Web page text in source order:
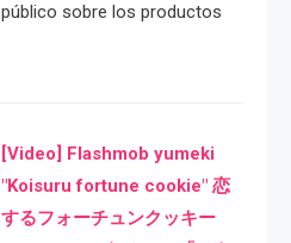
público sobre los productos
[Video] Flashmob yumeki
"Koisuru fortune cookie" 恋
するフォーチュンクッキー